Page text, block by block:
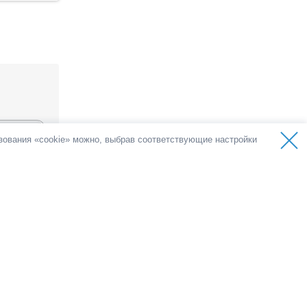
«cookie» можно, выбрав соответствующие настройки